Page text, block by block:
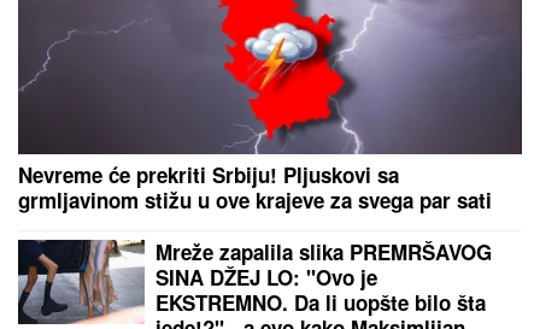
je predstavljen u novom klubu